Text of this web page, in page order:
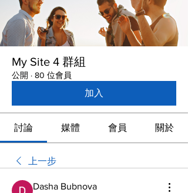
My Site 4 群組
公開 · 80 位會員
加入
討論 媒體 會員 關於
上一步
Dasha Bubnova